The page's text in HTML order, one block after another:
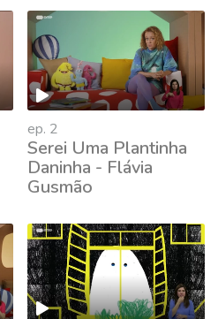
ep. 2
Serei Uma Plantinha
Daninha - Flávia
Gusmão